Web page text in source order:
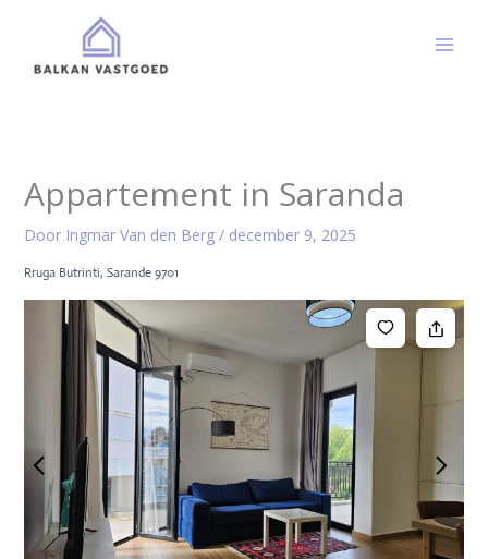
Appartement in Saranda
Door Ingmar Van den Berg / december 9, 2025
Rruga Butrinti, Sarande 9701